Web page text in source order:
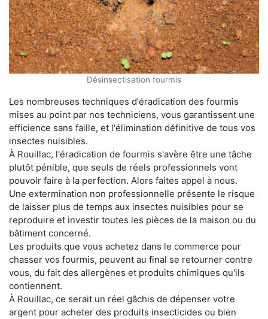
Désinsectisation fourmis
Les nombreuses techniques d'éradication des fourmis
mises au point par nos techniciens, vous garantissent une
efficience sans faille, et l'élimination définitive de tous vos
insectes nuisibles.
À Rouillac, l'éradication de fourmis s'avère être une tâche
plutôt pénible, que seuls de réels professionnels vont
pouvoir faire à la perfection. Alors faites appel à nous.
Une extermination non professionnelle présente le risque
de laisser plus de temps aux insectes nuisibles pour se
reproduire et investir toutes les pièces de la maison ou du
bâtiment concerné.
Les produits que vous achetez dans le commerce pour
chasser vos fourmis, peuvent au final se retourner contre
vous, du fait des allergènes et produits chimiques qu'ils
contiennent.
À Rouillac, ce serait un réel gâchis de dépenser votre
argent pour acheter des produits insecticides ou bien